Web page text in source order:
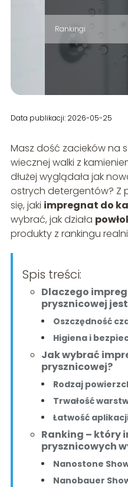
Rankingi
Data publikacji: 2026-05-25
Masz dość zacieków na
wiecznej walki z
dłużej wyglądała jak
ostrych detergentów? Z
się, jaki impregnat do
wybrać, jak działa
produkty z rankingu
Spis treści:
Dlaczego
prysznicowej
Oszczędność
Higiena i
Jak wybrać
prysznicowej?
Rodzaj
Trwałość
Łatwość
Ranking – który
prysznicowych
Nanostone
Nanobauer